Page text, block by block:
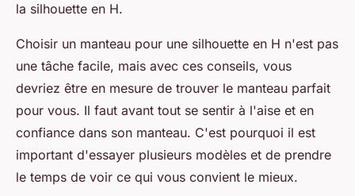
la silhouette en H.
Choisir un manteau pour une silhouette en H n'est pas
une tâche facile, mais avec ces conseils, vous
devriez être en mesure de trouver le manteau parfait
pour vous. Il faut avant tout se sentir à l'aise et en
confiance dans son manteau. C'est pourquoi il est
important d'essayer plusieurs modèles et de prendre
le temps de voir ce qui vous convient le mieux.